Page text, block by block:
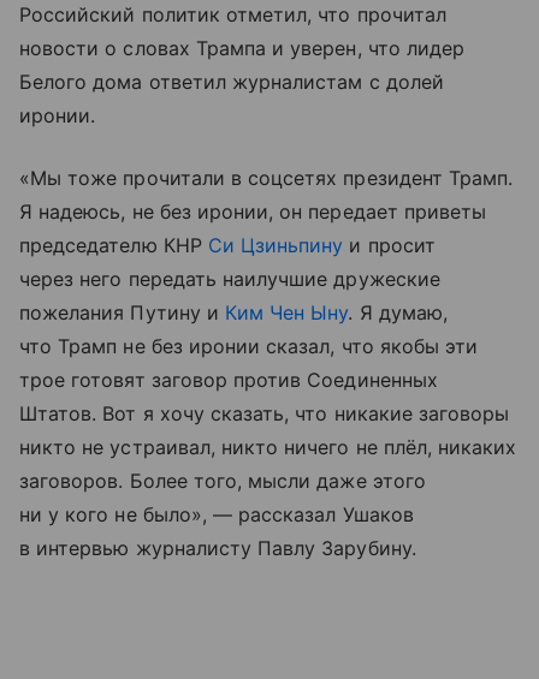
Российский политик отметил, что прочитал
новости о словах Трампа и уверен, что лидер
Белого дома ответил журналистам с долей
иронии.
«Мы тоже прочитали в соцсетях президент Трамп.
Я надеюсь, не без иронии, он передает приветы
председателю КНР Си Цзиньпину и просит
через него передать наилучшие дружеские
пожелания Путину и Ким Чен Ыну. Я думаю,
что Трамп не без иронии сказал, что якобы эти
трое готовят заговор против Соединенных
Штатов. Вот я хочу сказать, что никакие заговоры
никто не устраивал, никто ничего не плёл, никаких
заговоров. Более того, мысли даже этого
ни у кого не было», — рассказал Ушаков
в интервью журналисту Павлу Зарубину.